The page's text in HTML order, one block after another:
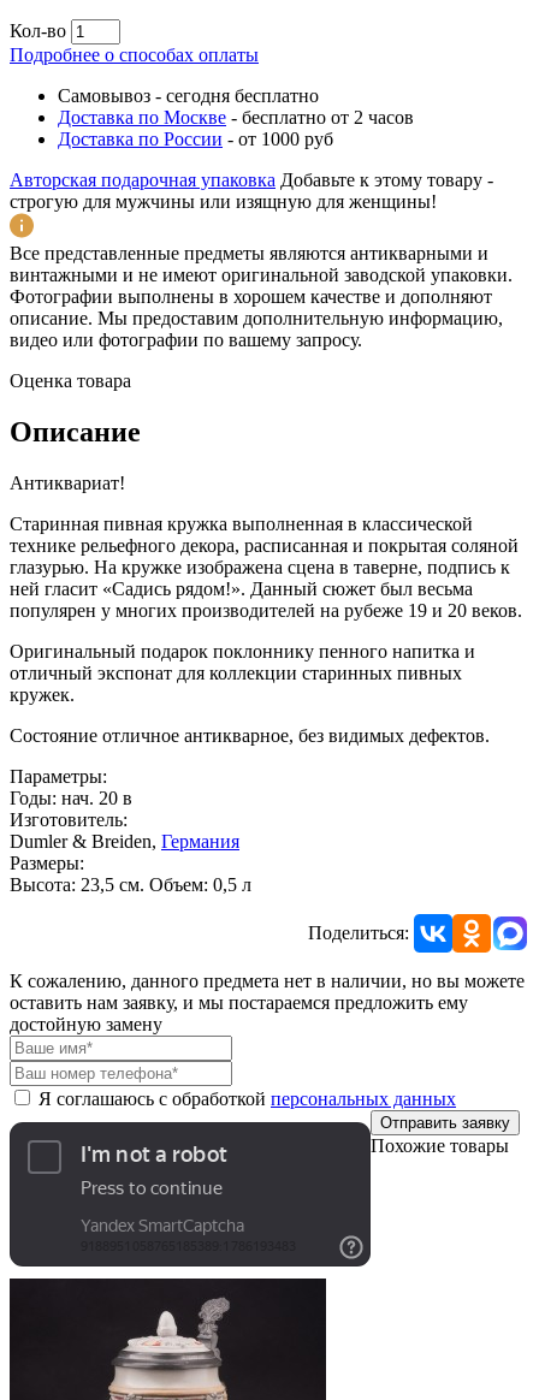
Кол-во
Подробнее о способах оплаты
Самовывоз - сегодня бесплатно
Доставка по Москве - бесплатно от 2 часов
Доставка по России - от 1000 руб
Авторская подарочная упаковка Добавьте к этому товару -
строгую для мужчины или изящную для женщины!
Все представленные предметы являются антикварными и
винтажными и не имеют оригинальной заводской упаковки.
Фотографии выполнены в хорошем качестве и дополняют
описание. Мы предоставим дополнительную информацию,
видео или фотографии по вашему запросу.
Оценка товара
Описание
Антиквариат!
Старинная пивная кружка выполненная в классической
технике рельефного декора, расписанная и покрытая соляной
глазурью. На кружке изображена сцена в таверне, подпись к
ней гласит «Садись рядом!». Данный сюжет был весьма
популярен у многих производителей на рубеже 19 и 20 веков.
Оригинальный подарок поклоннику пенного напитка и
отличный экспонат для коллекции старинных пивных
кружек.
Состояние отличное антикварное, без видимых дефектов.
Параметры:
Годы: нач. 20 в
Изготовитель:
Dumler & Breiden, Германия
Размеры:
Высота: 23,5 см. Объем: 0,5 л
Поделиться:
К сожалению, данного предмета нет в наличии, но вы можете
оставить нам заявку, и мы постараемся предложить ему
достойную замену
Я соглашаюсь с обработкой персональных данных
Отправить заявку
Похожие товары